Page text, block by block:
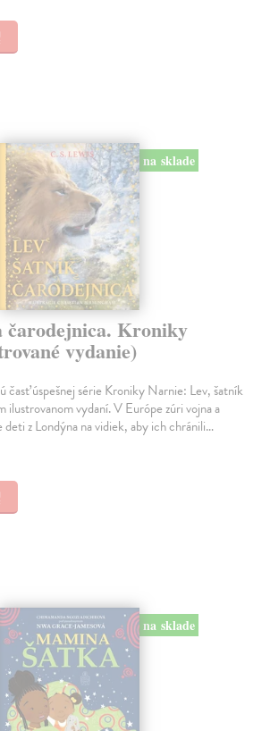
na sklade
čarodejnica. Kroniky
vydanie)
časť úspešnej série Kroniky Narnie: Lev, šatník
ilustrovanom vydaní. V Európe zúri vojna a
deti z Londýna na vidiek, aby ich chránili…
na sklade